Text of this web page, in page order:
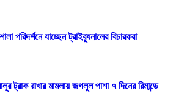
পরিদর্শনে যাচ্ছেন ট্রাইব্যুনালের বিচারকরা
ট্রাক রাখার মামলায় জগলুল পাশা ৭ দিনের রিমান্ডে